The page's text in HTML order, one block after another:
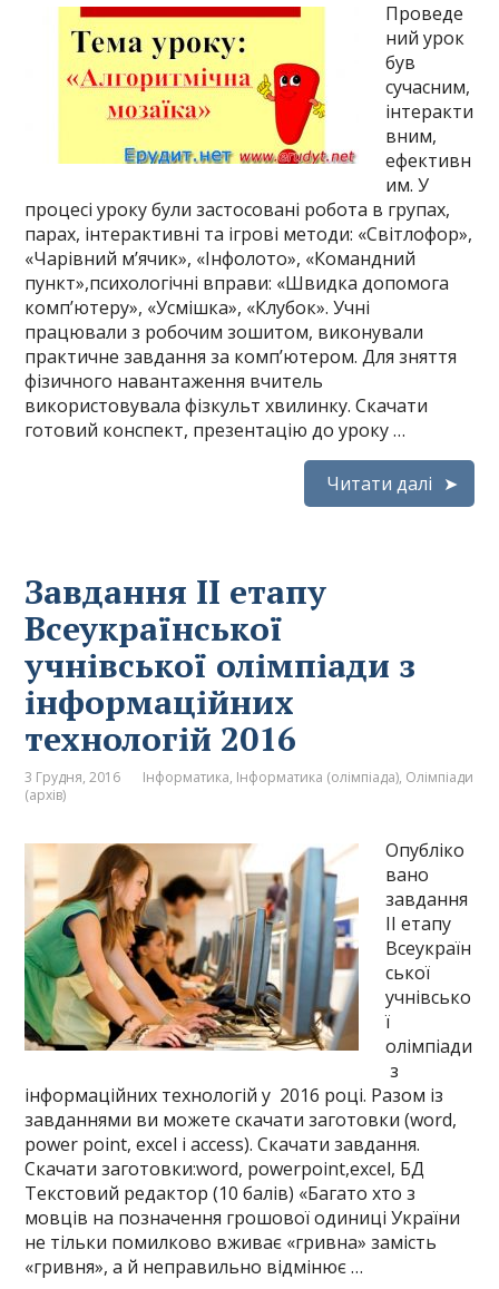
Проведе
ний урок
був
сучасним,
інтеракти
вним,
ефективн
им. У
процесі уроку були застосовані робота в групах,
парах, інтерактивні та ігрові методи: «Світлофор»,
«Чарівний м’ячик», «Інфолото», «Командний
пункт»,психологічні вправи: «Швидка допомога
комп’ютеру», «Усмішка», «Клубок». Учні
працювали з робочим зошитом, виконували
практичне завдання за комп’ютером. Для зняття
фізичного навантаження вчитель
використовувала фізкульт хвилинку. Скачати
готовий конспект, презентацію до уроку …
Читати далі
Завдання ІІ етапу
Всеукраїнської
учнівської олімпіади з
інформаційних
технологій 2016
3 Грудня, 2016 Інформатика, Інформатика (олімпіада), Олімпіади
(архів)
Опубліко
вано
завдання
ІІ етапу
Всеукраїн
ської
учнівсько
ї
олімпіади
з
інформаційних технологій у 2016 році. Разом із
завданнями ви можете скачати заготовки (word,
power point, excel i access). Скачати завдання.
Скачати заготовки:word, powerpoint,excel, БД
Текстовий редактор (10 балів) «Багато хто з
мовців на позначення грошової одиниці України
не тільки помилково вживає «гривна» замість
«гривня», а й неправильно відмінює …